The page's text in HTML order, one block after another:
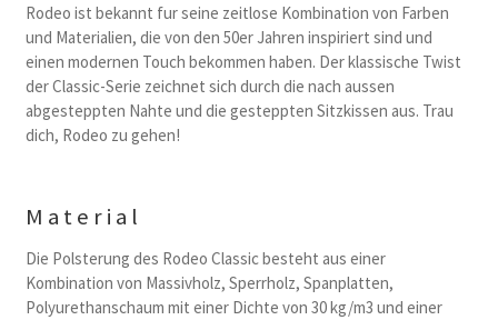
Rodeo ist bekannt fur seine zeitlose Kombination von Farben
und Materialien, die von den 50er Jahren inspiriert sind und
einen modernen Touch bekommen haben. Der klassische Twist
der Classic-Serie zeichnet sich durch die nach aussen
abgesteppten Nahte und die gesteppten Sitzkissen aus. Trau
dich, Rodeo zu gehen!
Material
Die Polsterung des Rodeo Classic besteht aus einer
Kombination von Massivholz, Sperrholz, Spanplatten,
Polyurethanschaum mit einer Dichte von 30 kg/m3 und einer